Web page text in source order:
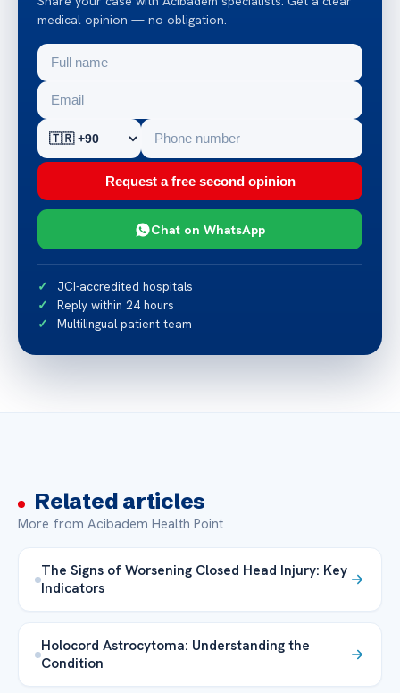
medical opinion — no obligation.
Request a free second opinion
Chat on WhatsApp
JCI-accredited hospitals
Reply within 24 hours
Multilingual patient team
Related articles
More from Acibadem Health Point
The Signs of Worsening Closed Head Injury: Key
Indicators
Holocord Astrocytoma: Understanding the
Condition